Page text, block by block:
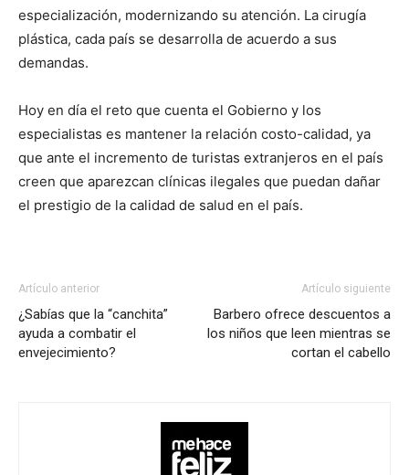
especialización, modernizando su atención. La cirugía
plástica, cada país se desarrolla de acuerdo a sus
demandas.
Hoy en día el reto que cuenta el Gobierno y los
especialistas es mantener la relación costo-calidad, ya
que ante el incremento de turistas extranjeros en el país
creen que aparezcan clínicas ilegales que puedan dañar
el prestigio de la calidad de salud en el país.
Artículo anterior
¿Sabías que la “canchita”
ayuda a combatir el
envejecimiento?
Artículo siguiente
Barbero ofrece descuentos a
los niños que leen mientras se
cortan el cabello